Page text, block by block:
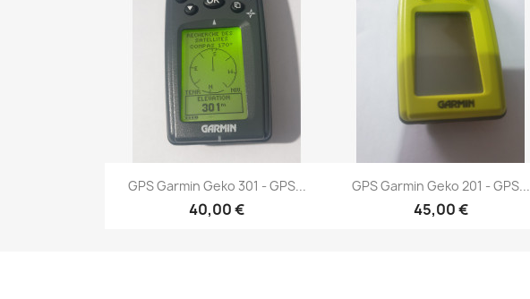
Aperçu rapide
GPS Garmin Geko 301 - GPS...
40,00 €
Aperçu rapide
GPS Garmin Geko 201 - GPS...
45,00 €